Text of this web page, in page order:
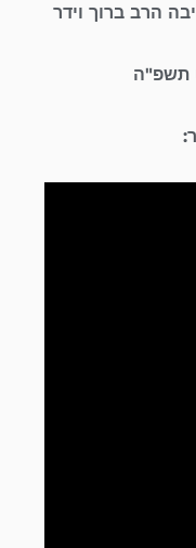
הרב ברוך וידר
תשפ"ה